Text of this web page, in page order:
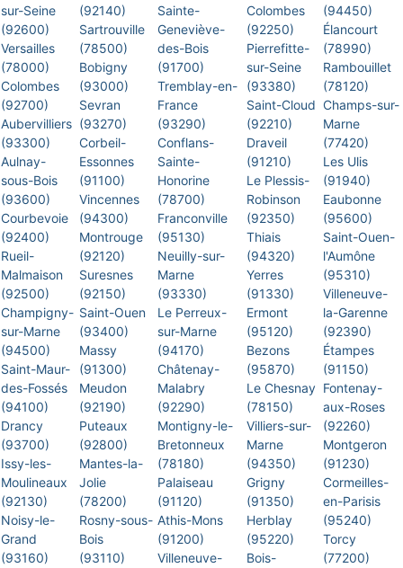
sur-Seine
(92600)
Versailles
(78000)
Colombes
(92700)
Aubervilliers
(93300)
Aulnay-
sous-Bois
(93600)
Courbevoie
(92400)
Rueil-
Malmaison
(92500)
Champigny-
sur-Marne
(94500)
Saint-Maur-
des-Fossés
(94100)
Drancy
(93700)
Issy-les-
Moulineaux
(92130)
Noisy-le-
Grand
(93160)
(92140)
Sartrouville
(78500)
Bobigny
(93000)
Sevran
(93270)
Corbeil-
Essonnes
(91100)
Vincennes
(94300)
Montrouge
(92120)
Suresnes
(92150)
Saint-Ouen
(93400)
Massy
(91300)
Meudon
(92190)
Puteaux
(92800)
Mantes-la-
Jolie
(78200)
Rosny-sous-
Bois
(93110)
Sainte-
Geneviève-
des-Bois
(91700)
Tremblay-en-
France
(93290)
Conflans-
Sainte-
Honorine
(78700)
Franconville
(95130)
Neuilly-sur-
Marne
(93330)
Le Perreux-
sur-Marne
(94170)
Châtenay-
Malabry
(92290)
Montigny-le-
Bretonneux
(78180)
Palaiseau
(91120)
Athis-Mons
(91200)
Villeneuve-
Colombes
(92250)
Pierrefitte-
sur-Seine
(93380)
Saint-Cloud
(92210)
Draveil
(91210)
Le Plessis-
Robinson
(92350)
Thiais
(94320)
Yerres
(91330)
Ermont
(95120)
Bezons
(95870)
Le Chesnay
(78150)
Villiers-sur-
Marne
(94350)
Grigny
(91350)
Herblay
(95220)
Bois-
(94450)
Élancourt
(78990)
Rambouillet
(78120)
Champs-sur-
Marne
(77420)
Les Ulis
(91940)
Eaubonne
(95600)
Saint-Ouen-
l'Aumône
(95310)
Villeneuve-
la-Garenne
(92390)
Étampes
(91150)
Fontenay-
aux-Roses
(92260)
Montgeron
(91230)
Cormeilles-
en-Parisis
(95240)
Torcy
(77200)